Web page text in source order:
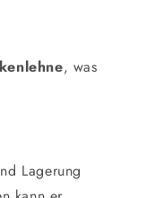
, was
Lagerung